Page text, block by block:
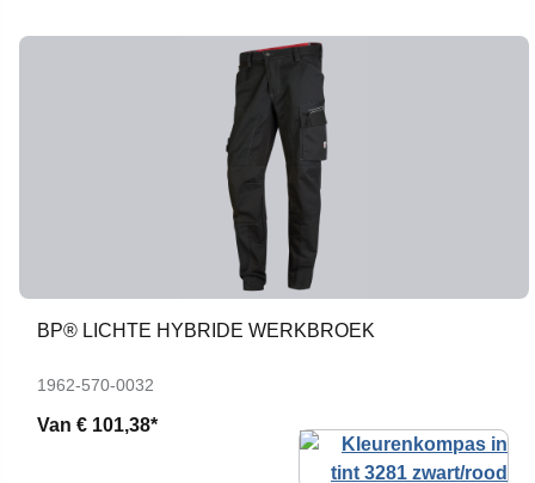
BP® LICHTE HYBRIDE WERKBROEK
1962-570-0032
Van € 101,38*